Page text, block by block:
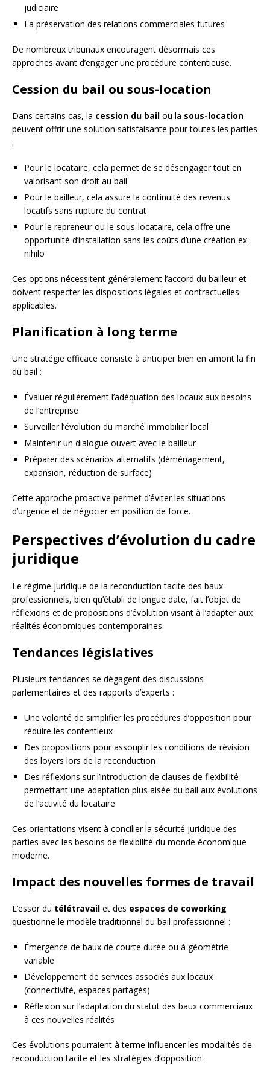
judiciaire
La préservation des relations commerciales futures
De nombreux tribunaux encouragent désormais ces
approches avant d’engager une procédure contentieuse.
Cession du bail ou sous-location
Dans certains cas, la cession du bail ou la sous-location
peuvent offrir une solution satisfaisante pour toutes les parties
:
Pour le locataire, cela permet de se désengager tout en
valorisant son droit au bail
Pour le bailleur, cela assure la continuité des revenus
locatifs sans rupture du contrat
Pour le repreneur ou le sous-locataire, cela offre une
opportunité d’installation sans les coûts d’une création ex
nihilo
Ces options nécessitent généralement l’accord du bailleur et
doivent respecter les dispositions légales et contractuelles
applicables.
Planification à long terme
Une stratégie efficace consiste à anticiper bien en amont la fin
du bail :
Évaluer régulièrement l’adéquation des locaux aux besoins
de l’entreprise
Surveiller l’évolution du marché immobilier local
Maintenir un dialogue ouvert avec le bailleur
Préparer des scénarios alternatifs (déménagement,
expansion, réduction de surface)
Cette approche proactive permet d’éviter les situations
d’urgence et de négocier en position de force.
Perspectives d’évolution du cadre
juridique
Le régime juridique de la reconduction tacite des baux
professionnels, bien qu’établi de longue date, fait l’objet de
réflexions et de propositions d’évolution visant à l’adapter aux
réalités économiques contemporaines.
Tendances législatives
Plusieurs tendances se dégagent des discussions
parlementaires et des rapports d’experts :
Une volonté de simplifier les procédures d’opposition pour
réduire les contentieux
Des propositions pour assouplir les conditions de révision
des loyers lors de la reconduction
Des réflexions sur l’introduction de clauses de flexibilité
permettant une adaptation plus aisée du bail aux évolutions
de l’activité du locataire
Ces orientations visent à concilier la sécurité juridique des
parties avec les besoins de flexibilité du monde économique
moderne.
Impact des nouvelles formes de travail
L’essor du télétravail et des espaces de coworking
questionne le modèle traditionnel du bail professionnel :
Émergence de baux de courte durée ou à géométrie
variable
Développement de services associés aux locaux
(connectivité, espaces partagés)
Réflexion sur l’adaptation du statut des baux commerciaux
à ces nouvelles réalités
Ces évolutions pourraient à terme influencer les modalités de
reconduction tacite et les stratégies d’opposition.